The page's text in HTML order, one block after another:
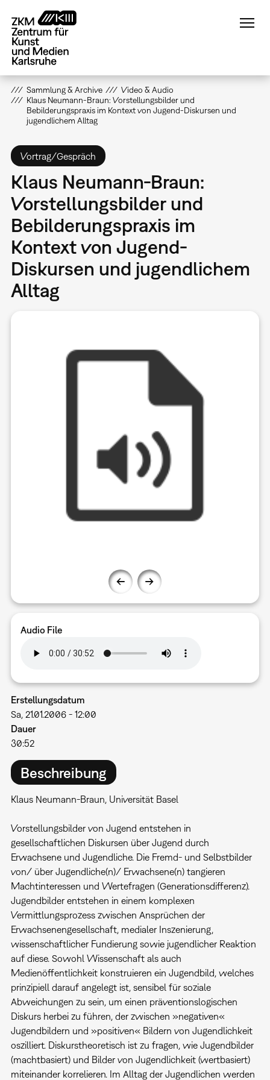
zum
Inhalt
Sammlung & Archive
Video & Audio
Klaus Neumann-Braun: Vorstellungsbilder und
Bebilderungspraxis im Kontext von Jugend-Diskursen und
jugendlichem Alltag
Vortrag/Gespräch
Klaus Neumann-Braun:
Vorstellungsbilder und
Bebilderungspraxis im
Kontext von Jugend-
Diskursen und jugendlichem
Alltag
Audio File
Erstellungsdatum
Sa, 21.01.2006 - 12:00
Dauer
30:52
Beschreibung
Klaus Neumann-Braun, Universität Basel
Vorstellungsbilder von Jugend entstehen in
gesellschaftlichen Diskursen über Jugend durch
Erwachsene und Jugendliche. Die Fremd- und Selbstbilder
von/ über Jugendliche(n)/ Erwachsene(n) tangieren
Machtinteressen und Wertefragen (Generationsdifferenz).
Jugendbilder entstehen in einem komplexen
Vermittlungsprozess zwischen Ansprüchen der
Erwachsenengesellschaft, medialer Inszenierung,
wissenschaftlicher Fundierung sowie jugendlicher Reaktion
auf diese. Sowohl Wissenschaft als auch
Medienöffentlichkeit konstruieren ein Jugendbild, welches
prinzipiell darauf angelegt ist, sensibel für soziale
Abweichungen zu sein, um einen präventionslogischen
Diskurs herbei zu führen, der zwischen »negativen«
Jugendbildern und »positiven« Bildern von Jugendlichkeit
oszilliert. Diskurstheoretisch ist zu fragen, wie Jugendbilder
(machtbasiert) und Bilder von Jugendlichkeit (wertbasiert)
miteinander korrelieren. Im Alltag der Jugendlichen werden